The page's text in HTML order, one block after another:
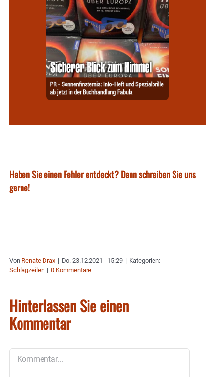
Haben Sie einen Fehler entdeckt? Dann schreiben Sie uns
gerne!
Von Renate Drax | Do. 23.12.2021 - 15:29 | Kategorien:
Schlagzeilen | 0 Kommentare
Hinterlassen Sie einen
Kommentar